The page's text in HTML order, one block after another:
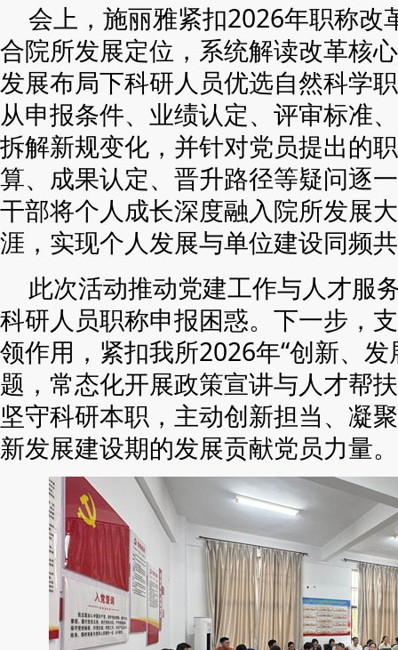
会上，施丽雅紧扣2026年职称改
合院所发展定位，系统解读改革核
发展布局下科研人员优选自然科学
从申报条件、业绩认定、评审标准
拆解新规变化，并针对党员提出的
算、成果认定、晋升路径等疑问逐
干部将个人成长深度融入院所发展
涯，实现个人发展与单位建设同频
此次活动推动党建工作与人才服
科研人员职称申报困惑。下一步，
领作用，紧扣我所2026年“创新、
题，常态化开展政策宣讲与人才帮
坚守科研本职，主动创新担当、凝
新发展建设期的发展贡献党员力量。